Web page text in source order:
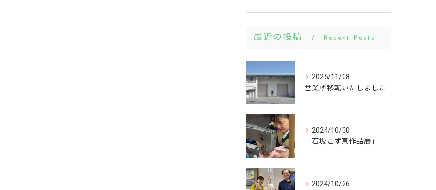
最近の投稿 Recent Posts
2025/11/08
営業所移転いたしました
2024/10/30
「石坂こず恵作品展」
2024/10/26